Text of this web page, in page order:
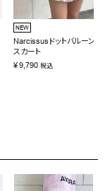
NEW
Narcissusドットバルーンミ
スカート
¥9,790 税込